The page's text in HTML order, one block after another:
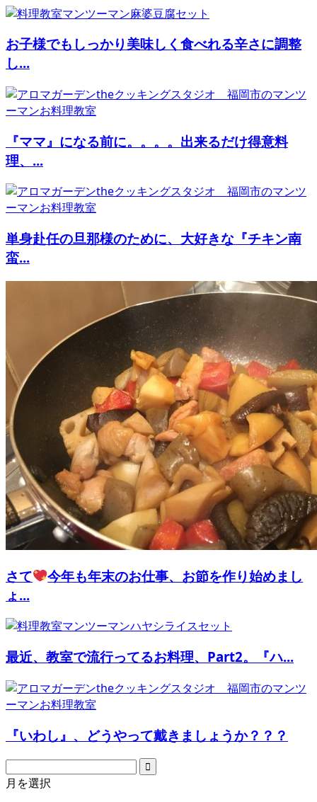
お子様でもしっかり美味しく食べれる辛さに調整
し...
『ママ』になる前に。。。。出来るだけ得意料
理、...
単身赴任の旦那様のために、大好きな『チキン南
蛮...
さて
今年も年末のお仕事、お節を作り始めまし
ょ...
最近、教室で流行ってるお料理、Part2。『ハ...
『いわし』、どうやって戴きましょうか？？？
月を選択